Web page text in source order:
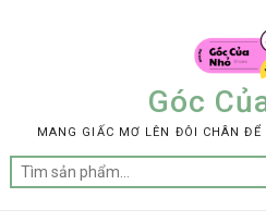
Góc
MANG GIẤC MƠ LÊN ĐÔI CHÂN